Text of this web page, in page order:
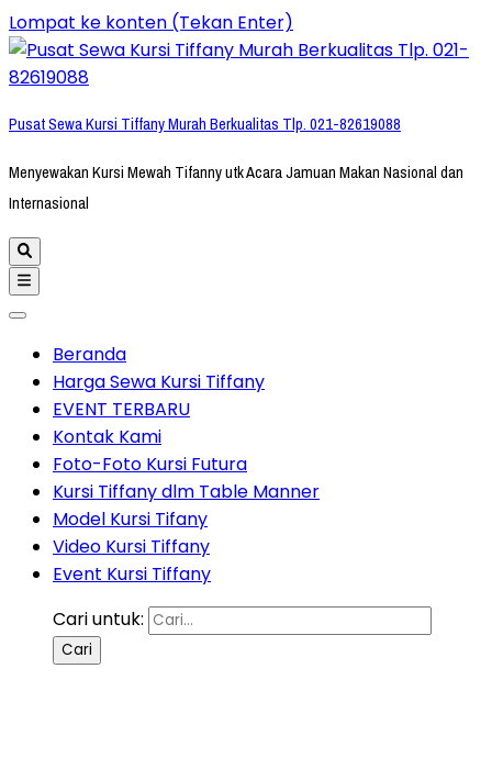
Lompat ke konten (Tekan Enter)
Pusat Sewa Kursi Tiffany Murah Berkualitas Tlp. 021-82619088
Menyewakan Kursi Mewah Tifanny utk Acara Jamuan Makan Nasional dan
Internasional
Beranda
Harga Sewa Kursi Tiffany
EVENT TERBARU
Kontak Kami
Foto-Foto Kursi Futura
Kursi Tiffany dlm Table Manner
Model Kursi Tifany
Video Kursi Tiffany
Event Kursi Tiffany
Cari untuk: